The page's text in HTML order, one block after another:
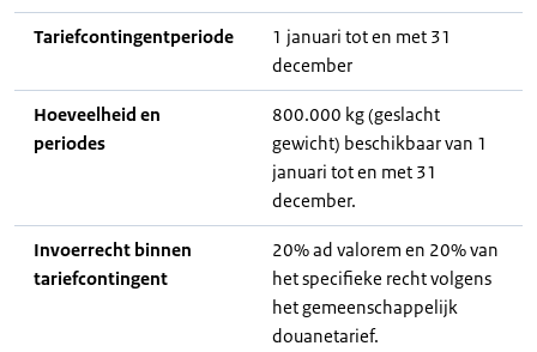
Tariefcontingentperiode
1 januari tot en met 31
december
Hoeveelheid en
periodes
800.000 kg (geslacht
gewicht) beschikbaar van 1
januari tot en met 31
december.
Invoerrecht binnen
tariefcontingent
20% ad valorem en 20% van
het specifieke recht volgens
het gemeenschappelijk
douanetarief.